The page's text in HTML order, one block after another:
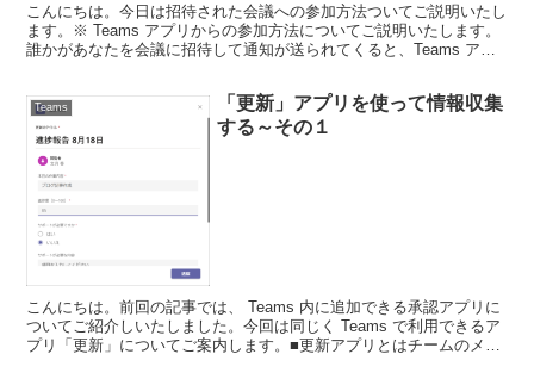
こんにちは。今日は招待された会議への参加方法ついてご説明いたし
ます。※ Teams アプリからの参加方法についてご説明いたします。
誰かがあなたを会議に招待して通知が送られてくると、Teams アプ
Teams
「更新」アプリを使って情報収集
する～その１
こんにちは。前回の記事では、 Teams 内に追加できる承認アプリに
ついてご紹介しいたしました。今回は同じく Teams で利用できるア
プリ「更新」についてご案内します。■更新アプリとはチームのメン